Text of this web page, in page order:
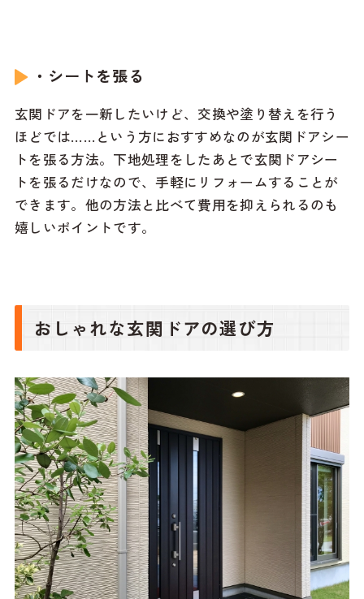
・シートを張る
玄関ドアを一新したいけど、交換や塗り替えを行う
ほどでは……という方におすすめなのが玄関ドアシー
トを張る方法。下地処理をしたあとで玄関ドアシー
トを張るだけなので、手軽にリフォームすることが
できます。他の方法と比べて費用を抑えられるのも
嬉しいポイントです。
おしゃれな玄関ドアの選び方